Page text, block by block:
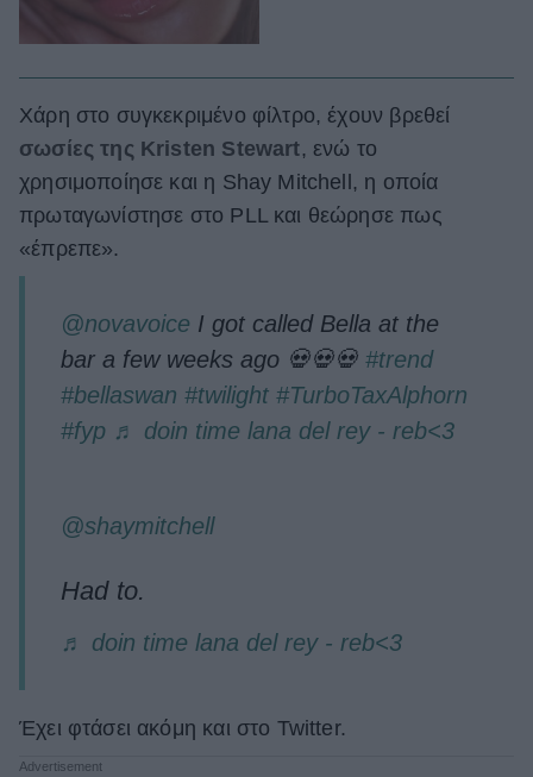
Χάρη στο συγκεκριμένο φίλτρο, έχουν βρεθεί
σωσίες της Kristen Stewart, ενώ το
χρησιμοποίησε και η Shay Mitchell, η οποία
πρωταγωνίστησε στο PLL και θεώρησε πως
«έπρεπε».
@novavoice I got called Bella at the
bar a few weeks ago 💀💀💀 #trend
#bellaswan #twilight #TurboTaxAlphorn
#fyp ♬ doin time lana del rey - reb<3
@shaymitchell
Had to.
♬ doin time lana del rey - reb<3
Έχει φτάσει ακόμη και στο Twitter.